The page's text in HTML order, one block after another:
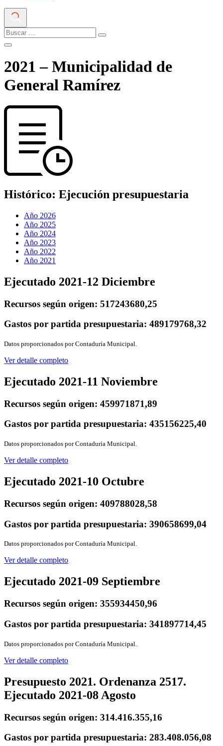
2021 – Municipalidad de
General Ramírez
Histórico: Ejecución presupuestaria
Año 2026
Año 2025
Año 2024
Año 2023
Año 2022
Año 2021
Ejecutado 2021-12 Diciembre
Recursos según origen: 517243680,25
Gastos por partida presupuestaria: 489179768,32
Datos proporcionados por Contaduría Municipal.
Ver detalle completo
Ejecutado 2021-11 Noviembre
Recursos según origen: 459971871,89
Gastos por partida presupuestaria: 435156225,40
Datos proporcionados por Contaduría Municipal.
Ver detalle completo
Ejecutado 2021-10 Octubre
Recursos según origen: 409788028,58
Gastos por partida presupuestaria: 390658699,04
Datos proporcionados por Contaduría Municipal.
Ver detalle completo
Ejecutado 2021-09 Septiembre
Recursos según origen: 355934450,96
Gastos por partida presupuestaria: 341897714,45
Datos proporcionados por Contaduría Municipal.
Ver detalle completo
Presupuesto 2021. Ordenanza 2517.
Ejecutado 2021-08 Agosto
Recursos según origen: 314.416.355,16
Gastos por partida presupuestaria: 283.408.056,08